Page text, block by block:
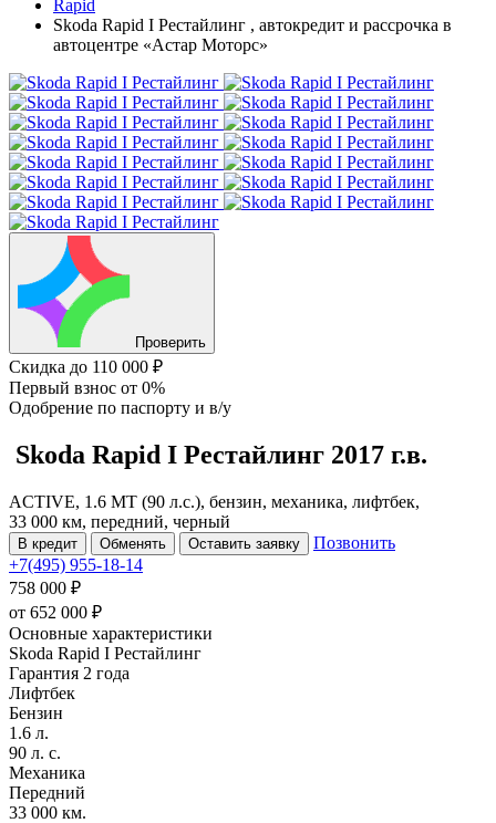
Rapid
Skoda Rapid I Рестайлинг , автокредит и рассрочка в
автоцентре «Астар Моторс»
Проверить
Скидка до 110 000 ₽
Первый взнос от 0%
Одобрение по паспорту и в/у
Skoda Rapid I Рестайлинг 2017 г.в.
ACTIVE, 1.6 MT (90 л.с.), бензин, механика, лифтбек,
33 000 км, передний, черный
В кредит Обменять Оставить заявку
Позвонить
+7(495) 955-18-14
758 000 ₽
от 652 000 ₽
Основные характеристики
Skoda Rapid I Рестайлинг
Гарантия 2 года
Лифтбек
Бензин
1.6 л.
90 л. с.
Механика
Передний
33 000 км.